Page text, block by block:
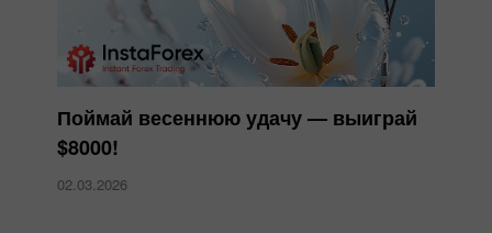
Поймай весеннюю удачу — выиграй
$8000!
02.03.2026